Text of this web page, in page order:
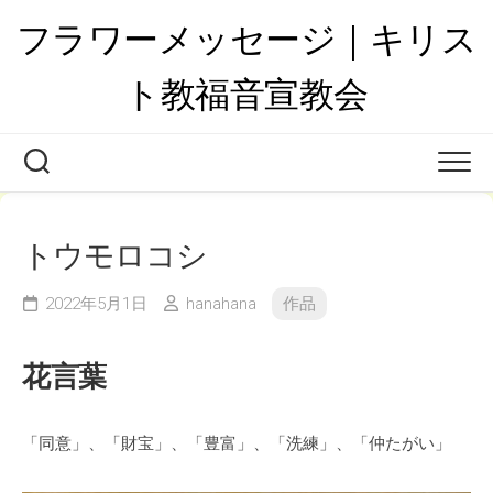
content
フラワーメッセージ｜キリス
ト教福音宣教会
トウモロコシ
2022年5月1日 hanahana 作品
花言葉
「同意」、「財宝」、「豊富」、「洗練」、「仲たがい」